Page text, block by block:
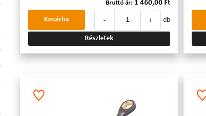
Bruttó ár: 1 460,00 Ft
- + db
Kosárba
Részletek